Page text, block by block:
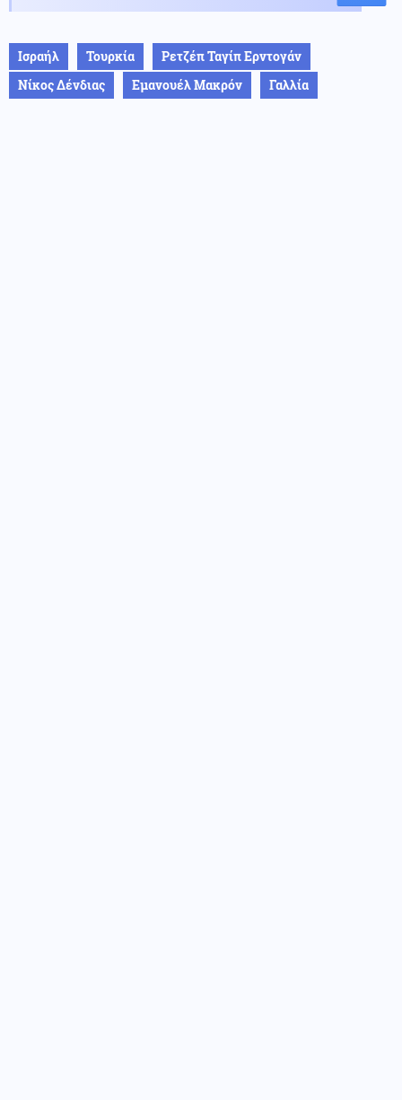
Ισραήλ Τουρκία
Ρετζέπ Ταγίπ Ερντογάν
Νίκος Δένδιας
Εμανουέλ Μακρόν Γαλλία